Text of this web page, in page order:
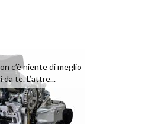
c’è niente di meglio
te. L’attre...